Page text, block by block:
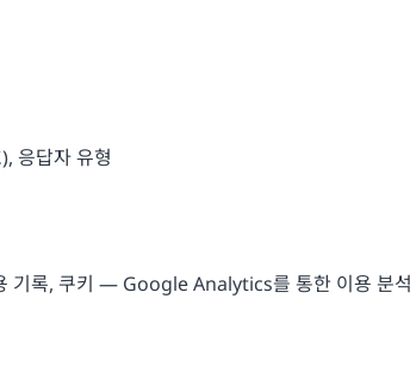
응답자 유형
기록, 쿠키 — Google Analytics를 통한 이용 분석